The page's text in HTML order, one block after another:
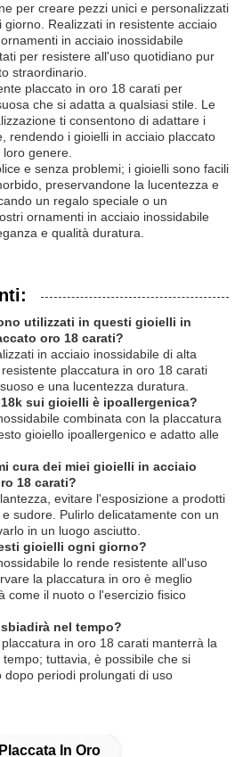
per creare pezzi unici e personalizzati
Realizzati in resistente acciaio
in acciaio inossidabile
per resistere all'uso quotidiano pur
straordinario.
placcato in oro 18 carati per
che si adatta a qualsiasi stile. Le
ti consentono di adattare i
rendendo i gioielli in acciaio placcato
genere.
e senza problemi; i gioielli sono facili
preservandone la lucentezza e
un regalo speciale o un
ornamenti in acciaio inossidabile
e qualità duratura.
utilizzati in questi gioielli in
oro 18 carati?
in acciaio inossidabile di alta
placcatura in oro 18 carati
e una lucentezza duratura.
sui gioielli è ipoallergenica?
combinata con la placcatura
gioiello ipoallergenico e adatto alle
cura dei miei gioielli in acciaio
18 carati?
evitare l'esposizione a prodotti
sudore. Pulirlo delicatamente con un
in un luogo asciutto.
gioielli ogni giorno?
lo rende resistente all'uso
la placcatura in oro è meglio
come il nuoto o l'esercizio fisico
nel tempo?
in oro 18 carati manterrà la
tuttavia, è possibile che si
dopo periodi prolungati di uso
In Oro